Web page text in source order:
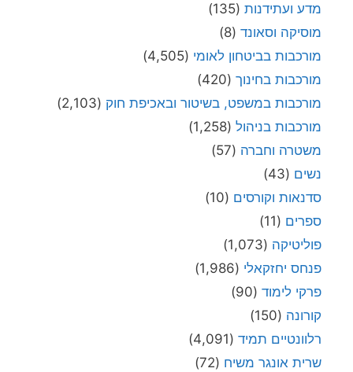
מדע ועתידנות (135)
מוסיקה וסאונד (8)
מורכבות בביטחון לאומי (4,505)
מורכבות בחינוך (420)
מורכבות במשפט, בשיטור ובאכיפת חוק (2,103)
מורכבות בניהול (1,258)
משטרה וחברה (57)
נשים (43)
סדנאות וקורסים (10)
ספרים (11)
פוליטיקה (1,073)
פנחס יחזקאלי (1,986)
פרקי לימוד (90)
קורונה (150)
רלוונטיים תמיד (4,091)
שרית אונגר משיח (72)